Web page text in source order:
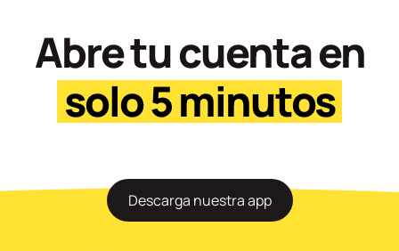
Abre tu cuenta en
solo 5 minutos
Descarga nuestra app